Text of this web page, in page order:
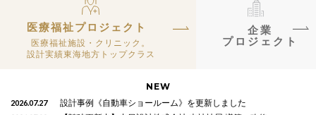
医療福祉プロジェクト
医療福祉施設・クリニック。
設計実績東海地方トップクラス
企業
プロジェクト
NEW
2026.07.27 設計事例《自動車ショールーム》を更新しました